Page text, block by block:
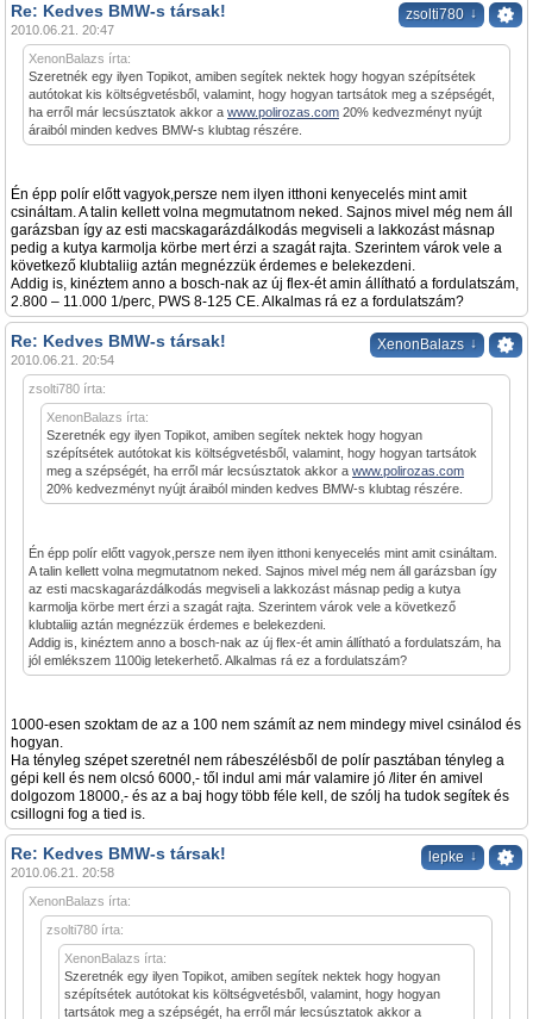
zsolti780 ↓
Re: Kedves BMW-s társak!
2010.06.21. 20:47
XenonBalazs írta:
Szeretnék egy ilyen Topikot, amiben segítek nektek hogy hogyan szépítsétek
autótokat kis költségvetésből, valamint, hogy hogyan tartsátok meg a szépségét,
ha erről már lecsúsztatok akkor a www.polirozas.com 20% kedvezményt nyújt
áraiból minden kedves BMW-s klubtag részére.
Én épp polír előtt vagyok,persze nem ilyen itthoni kenyecelés mint amit
csináltam. A talin kellett volna megmutatnom neked. Sajnos mivel még nem áll
garázsban így az esti macskagarázdálkodás megviseli a lakkozást másnap
pedig a kutya karmolja körbe mert érzi a szagát rajta. Szerintem várok vele a
következő klubtaliig aztán megnézzük érdemes e belekezdeni.
Addig is, kinéztem anno a bosch-nak az új flex-ét amin állítható a fordulatszám,
2.800 – 11.000 1/perc, PWS 8-125 CE. Alkalmas rá ez a fordulatszám?
XenonBalazs ↓
Re: Kedves BMW-s társak!
2010.06.21. 20:54
zsolti780 írta:
XenonBalazs írta:
Szeretnék egy ilyen Topikot, amiben segítek nektek hogy hogyan
szépítsétek autótokat kis költségvetésből, valamint, hogy hogyan tartsátok
meg a szépségét, ha erről már lecsúsztatok akkor a www.polirozas.com
20% kedvezményt nyújt áraiból minden kedves BMW-s klubtag részére.
Én épp polír előtt vagyok,persze nem ilyen itthoni kenyecelés mint amit csináltam.
A talin kellett volna megmutatnom neked. Sajnos mivel még nem áll garázsban így
az esti macskagarázdálkodás megviseli a lakkozást másnap pedig a kutya
karmolja körbe mert érzi a szagát rajta. Szerintem várok vele a következő
klubtaliig aztán megnézzük érdemes e belekezdeni.
Addig is, kinéztem anno a bosch-nak az új flex-ét amin állítható a fordulatszám, ha
jól emlékszem 1100ig letekerhető. Alkalmas rá ez a fordulatszám?
1000-esen szoktam de az a 100 nem számít az nem mindegy mivel csinálod és
hogyan.
Ha tényleg szépet szeretnél nem rábeszélésből de polír pasztában tényleg a
gépi kell és nem olcsó 6000,- től indul ami már valamire jó /liter én amivel
dolgozom 18000,- és az a baj hogy több féle kell, de szólj ha tudok segítek és
csillogni fog a tied is.
lepke ↓
Re: Kedves BMW-s társak!
2010.06.21. 20:58
XenonBalazs írta:
zsolti780 írta:
XenonBalazs írta:
Szeretnék egy ilyen Topikot, amiben segítek nektek hogy hogyan
szépítsétek autótokat kis költségvetésből, valamint, hogy hogyan
tartsátok meg a szépségét, ha erről már lecsúsztatok akkor a